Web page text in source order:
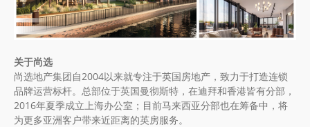
关于尚选
尚选地产集团自2004以来就专注于英国房地产，致力于打造连锁
品牌运营标杆。总部位于英国曼彻斯特，在迪拜和香港皆有分部，
2016年夏季成立上海办公室；目前马来西亚分部也在筹备中，将
为更多亚洲客户带来近距离的英房服务。